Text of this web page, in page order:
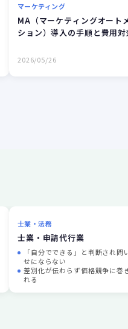
マーケティング
MA（マーケティングオート
ション）導入の手順と費用
2026/05/26
士業・法務
士業・申請代行業
「自分でできる」と判断され問
せにならない
差別化が伝わらず価格競争に巻
れる